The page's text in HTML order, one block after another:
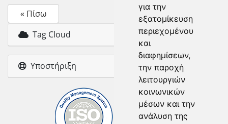
για την
εξατομίκευση
περιεχομένου
και
διαφημίσεων,
την παροχή
λειτουργιών
κοινωνικών
μέσων και την
ανάλυση της
« Πίσω
Tag Cloud
Υποστήριξη